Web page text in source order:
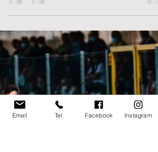
20 giu 2021
Tempo di lettura: 2 min
PRIMA SQUADRA
Serie D: la Lavagnese chiude in crescendo
vince anche a Fossano.
Termina con un'altra ottima prestazione la stagione
della Lavagnese di mister Masitto. A Fossano infatti
Oneto e compagni ribaltano...
Email
Tel. Facebook Instagram